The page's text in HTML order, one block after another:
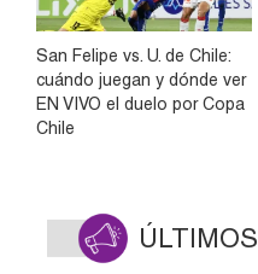
San Felipe vs. U. de Chile:
cuándo juegan y dónde ver
EN VIVO el duelo por Copa
Chile
ÚLTIMOS